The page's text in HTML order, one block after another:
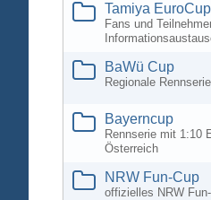
Tamiya
Fans und
BaWü Cup
Regionale
Bayerncup
Rennserie mit 1:10
Österreich
NRW Fun-Cup
offizielles NRW